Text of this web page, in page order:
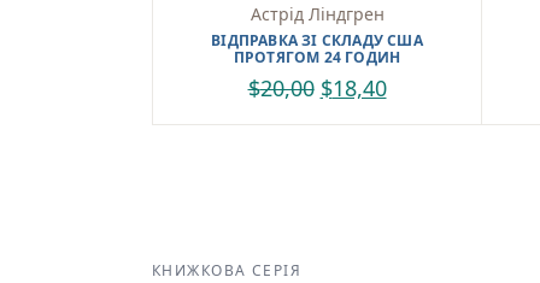
Астрід Ліндгрен
ВІДПРАВКА ЗІ СКЛАДУ США
ПРОТЯГОМ 24 ГОДИН
$20,00 $18,40
КНИЖКОВА СЕРІЯ